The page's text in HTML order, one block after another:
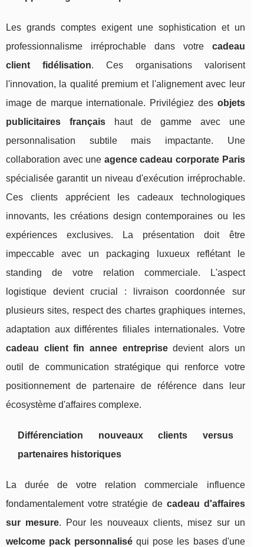
Les grands comptes exigent une sophistication et un
professionnalisme irréprochable dans votre cadeau
client fidélisation. Ces organisations valorisent
l'innovation, la qualité premium et l'alignement avec leur
image de marque internationale. Privilégiez des objets
publicitaires françaishaut de gamme avec une
personnalisation subtile mais impactante. Une
collaboration avec une agence cadeau corporate Paris
spécialisée garantit un niveau d'exécution irréprochable.
Ces clients apprécient les cadeaux technologiques
innovants, les créations design contemporaines ou les
expériences exclusives. La présentation doit être
impeccable avec un packaging luxueux reflétant le
standing de votre relation commerciale. L'aspect
logistique devient crucial : livraison coordonnée sur
plusieurs sites, respect des chartes graphiques internes,
adaptation aux différentes filiales internationales. Votre
cadeau client fin annee entreprisedevient alors un
outil de communication stratégique qui renforce votre
positionnement de partenaire de référence dans leur
écosystème d'affaires complexe.
Différenciation nouveaux clients versus
partenaires historiques
La durée de votre relation commerciale influence
fondamentalement votre stratégie de cadeau d'affaires
sur mesure. Pour les nouveaux clients, misez sur un
welcome pack personnalisé qui pose les bases d'une